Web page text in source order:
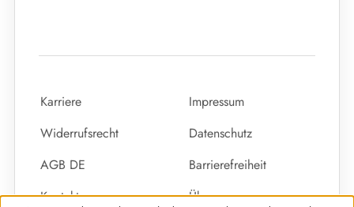
Karriere
Impressum
Widerrufsrecht
Datenschutz
AGB DE
Barrierefreiheit
Kontakt
Über uns